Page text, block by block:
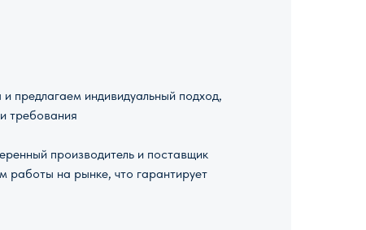
предлагаем индивидуальный подход,
требования
производитель и поставщик
работы на рынке, что гарантирует